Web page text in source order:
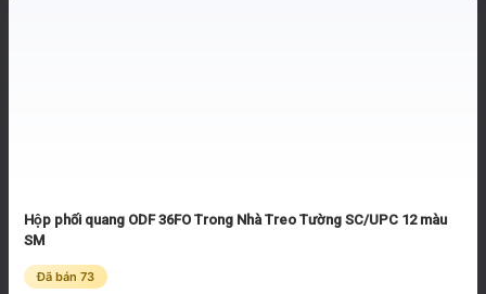
Hộp phối quang ODF 36FO Trong Nhà Treo Tường SC/UPC 12 màu
SM
Đã bán 73